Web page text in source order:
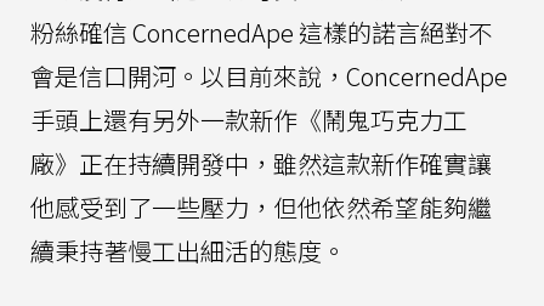
粉絲確信 ConcernedApe 這樣的諾言絕對不
會是信口開河。以目前來說，ConcernedApe
手頭上還有另外一款新作《鬧鬼巧克力工
廠》正在持續開發中，雖然這款新作確實讓
他感受到了一些壓力，但他依然希望能夠繼
續秉持著慢工出細活的態度。